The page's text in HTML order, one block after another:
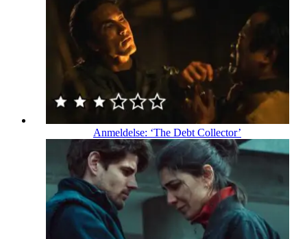
Anmeldelse: ‘The Debt Collector’